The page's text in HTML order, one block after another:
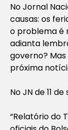
No Jornal
causas: os
o problema é
adianta
governo?
próxima
No JN de 11
“Relatório do